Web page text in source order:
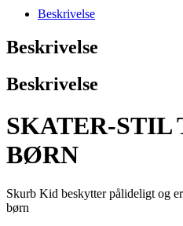
Beskrivelse
Beskrivelse
Beskrivelse
SKATER-STIL
BØRN
Skurb Kid beskytter pålideligt og
børn